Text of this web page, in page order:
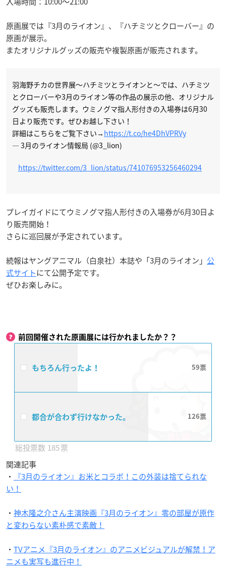
原画展では『3月のライオン』、『ハチミツとクローバー』の
原画が展示。
またオリジナルグッズの販売や複製原画が販売されます。
羽海野チカの世界展～ハチミツとライオンと～では、ハチミツ
とクローバーや3月のライオン等の作品の展示の他、オリジナル
グッズも販売します。ウミノグマ指人形付きの入場券は6月30
日より販売です。ぜひお越し下さい！
詳細はこちらをご覧下さい→ https://t.co/he4DhVPRVy
— 3月のライオン情報局 (@3_lion)
https://twitter.com/3_lion/status/741076953256460294
プレイガイドにてウミノグマ指人形付きの入場券が6月30日よ
り販売開始！
さらに巡回展が予定されています。
続報はヤングアニマル（白泉社）本誌や「3月のライオン」 公
式サイトにて公開予定です。
ぜひお楽しみに。
前回開催された原画展には行かれましたか？？
もちろん行ったよ！ 59
都合が合わず行けなかった。 126
185
関連記事
・
『3月のライオン』お米とコラボ！この外装は捨てられな
い！
・ 神木隆之介さん主演映画『3月のライオン』零の部屋が原作
と変わらない素朴感で素敵！
・ TVアニメ『3月のライオン』のアニメビジュアルが解禁！ア
ニメも実写も進行中！